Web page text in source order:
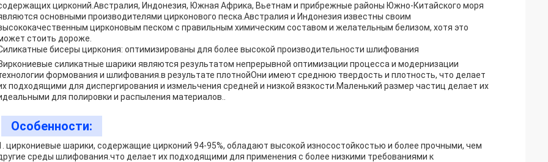
цирконий.Австралия, Индонезия, Южная Африка, Вьетнам и прибрежные районы Южно-Китайского моря
основными производителями цирконового песка.Австралия и Индонезия известны своим
цирконовым песком с правильным химическим составом и желательным белизом, хотя это
стоить дороже.
бисеры циркония: оптимизированы для более высокой производительности шлифования
силикатные шарики являются результатом непрерывной оптимизации процесса и модернизации
формования и шлифования.в результате плотнойОни имеют среднюю твердость и плотность, что делает
подходящими для диспергирования и измельчения средней и низкой вязкости.Маленький размер частиц делает их
для полировки и распыления материалов..
Особенности:
циркониевые шарики, содержащие цирконий 94-95%, обладают высокой износостойкостью и более прочными, чем
среды шлифования.что делает их подходящими для применения с более низкими требованиями к